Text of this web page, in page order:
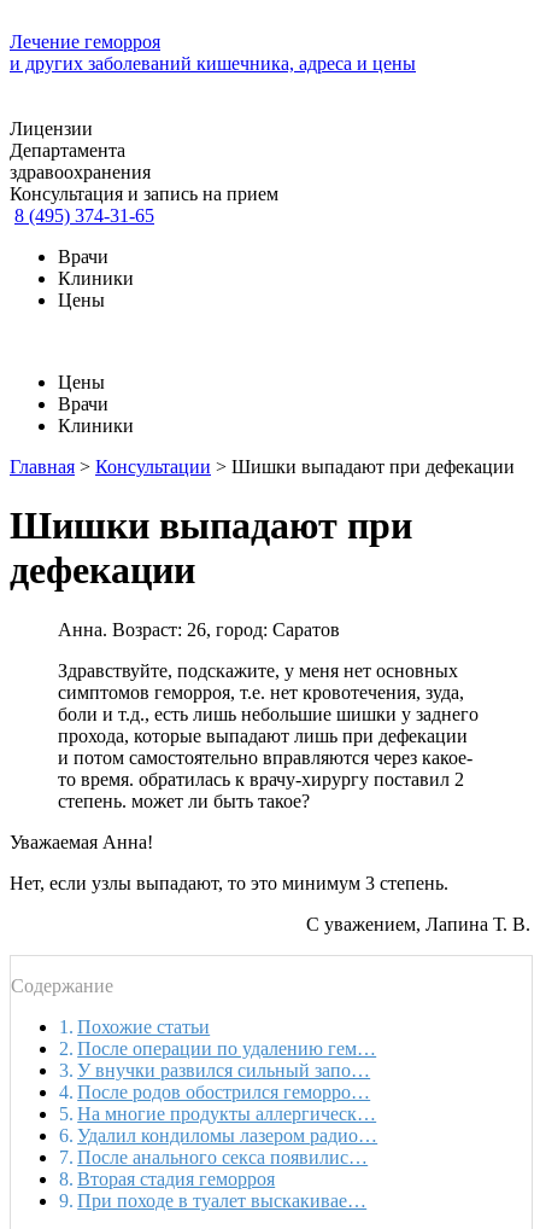
Лечение геморроя
и других заболеваний кишечника, адреса и цены
Лицензии
Департамента
здравоохранения
Консультация и запись на прием
8 (495) 374-31-65
Врачи
Клиники
Цены
Цены
Врачи
Клиники
Главная > Консультации > Шишки выпадают при дефекации
Шишки выпадают при
дефекации
Анна. Возраст: 26, город: Саратов
Здравствуйте, подскажите, у меня нет основных
симптомов геморроя, т.е. нет кровотечения, зуда,
боли и т.д., есть лишь небольшие шишки у заднего
прохода, которые выпадают лишь при дефекации
и потом самостоятельно вправляются через какое-
то время. обратилась к врачу-хирургу поставил 2
степень. может ли быть такое?
Уважаемая Анна!
Нет, если узлы выпадают, то это минимум 3 степень.
С уважением, Лапина Т. В.
Содержание
Похожие статьи
После операции по удалению гем…
У внучки развился сильный запо…
После родов обострился геморро…
На многие продукты аллергическ…
Удалил кондиломы лазером радио…
После анального секса появилис…
Вторая стадия геморроя
При походе в туалет выскакивае…